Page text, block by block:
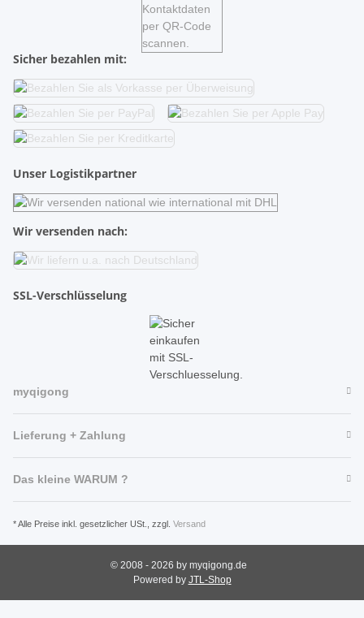
Sicher bezahlen mit:
Unser Logistikpartner
Wir versenden nach:
SSL-Verschlüsselung
myqigong
Lieferung + Zahlung
Das kleine WARUM ?
* Alle Preise inkl. gesetzlicher USt., zzgl. Versand
© 2008 - 2026 by myqigong.de
Powered by JTL-Shop